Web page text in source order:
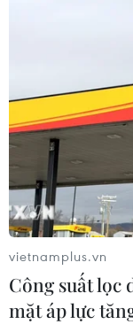
vietnamplus.vn
Công suất lọc
mặt áp lực